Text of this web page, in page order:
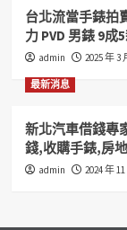
地
借
錢
借
收
購
我
台北流當手錶拍
力 PVD 男錶 9成
admin 2025 年 3
最新消息
新北汽車借錢專
錢,收購手錶,房
admin 2024 年